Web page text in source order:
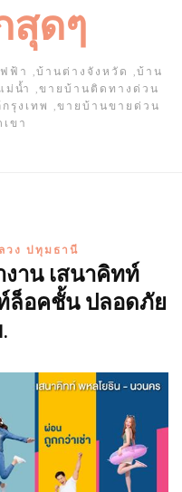
สุดๆ
ฟ้า ,บ้านต่างจังหวัด ,บ้าน
ม่น้ำ ,ขายบ้านติดทางด่วน
รุงเทพ ,ขายบ้านขายด่วน
ขา
วง ปทุมธานี
าน เสนาคิทท์
ล็อคชั้น ปลอดภัย